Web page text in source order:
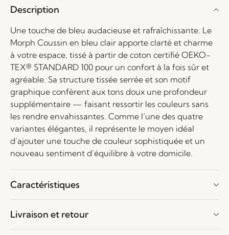
Description
Une touche de bleu audacieuse et rafraîchissante. Le
Morph Coussin en bleu clair apporte clarté et charme
à votre espace, tissé à partir de coton certifié OEKO-
TEX® STANDARD 100 pour un confort à la fois sûr et
agréable. Sa structure tissée serrée et son motif
graphique confèrent aux tons doux une profondeur
supplémentaire — faisant ressortir les couleurs sans
les rendre envahissantes. Comme l’une des quatre
variantes élégantes, il représente le moyen idéal
d’ajouter une touche de couleur sophistiquée et un
nouveau sentiment d’équilibre à votre domicile.
Caractéristiques
Livraison et retour